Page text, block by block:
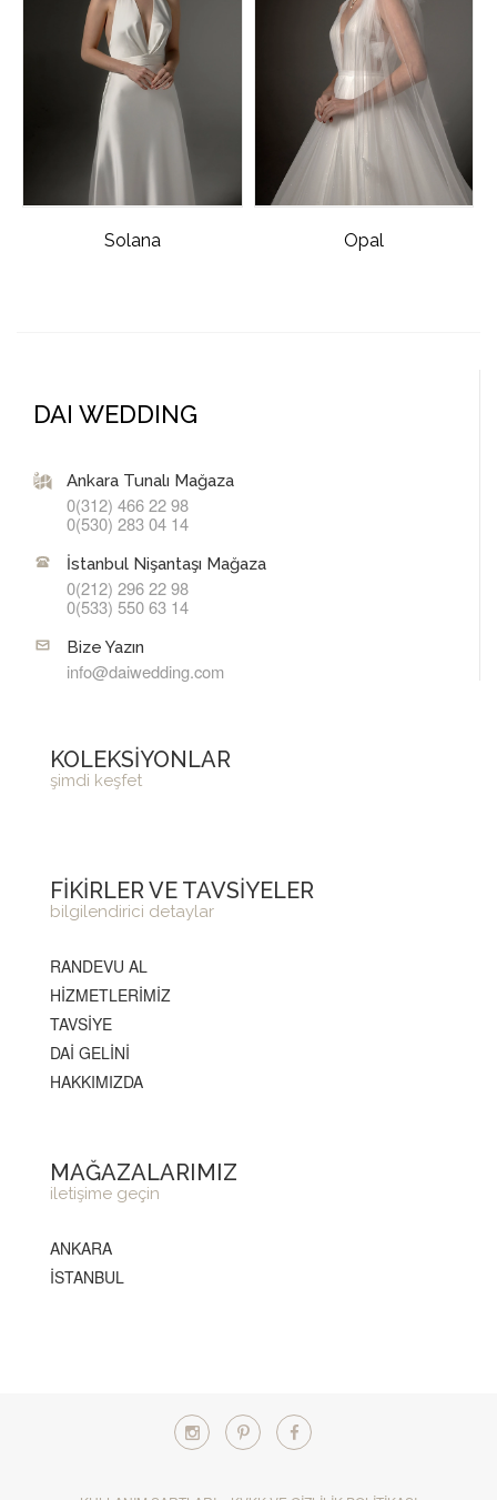
Solana Opal
DAI WEDDING
Ankara Tunalı Mağaza
0(312) 466 22 98
0(530) 283 04 14
İstanbul Nişantaşı Mağaza
0(212) 296 22 98
0(533) 550 63 14
Bize Yazın
info@daiwedding.com
KOLEKSİYONLAR
şimdi keşfet
FİKİRLER VE TAVSİYELER
bilgilendirici detaylar
RANDEVU AL
HİZMETLERİMİZ
TAVSİYE
DAİ GELİNİ
HAKKIMIZDA
MAĞAZALARIMIZ
iletişime geçin
ANKARA
İSTANBUL